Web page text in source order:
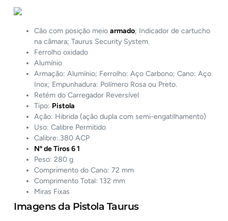
Cão com posição meioarmado; Indicador de cartucho
na câmara; Taurus Security System.
Ferrolho oxidado
Alumínio
Armação: Alumínio; Ferrolho: Aço Carbono; Cano: Aço
Inox; Empunhadura: Polímero Rosa ou Preto.
Retém do Carregador Reversível
Tipo: Pistola
Ação: Hibrida (ação dupla com semi-engatilhamento)
Uso: Calibre Permitido
Calibre:.380 ACP
Nº de Tiros 6 1
Peso: 280 g
Comprimento do Cano: 72 mm
Comprimento Total: 132 mm
Miras Fixas
Imagens da Pistola Taurus